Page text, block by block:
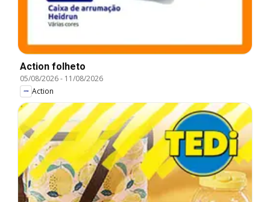
Action folheto
05/08/2026- 11/08/2026
Action